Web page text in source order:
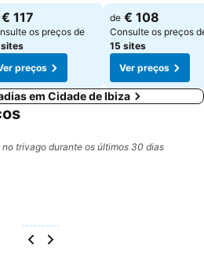
€ 117
os preços de
sites
preços
de € 108
Consulte os preços
15 sites
Ver preços
em Cidade de Ibiza
trivago durante os últimos 30 dias